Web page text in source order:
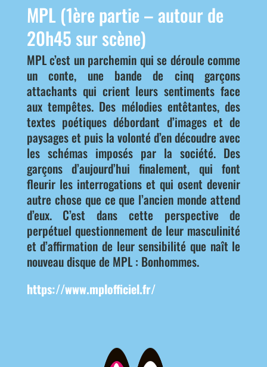
MPL (1ère partie – autour de
20h45 sur scène)
MPL c’est un parchemin qui se déroule comme
un conte, une bande de cinq garçons
attachants qui crient leurs sentiments face
aux tempêtes. Des mélodies entêtantes, des
textes poétiques débordant d’images et de
paysages et puis la volonté d’en découdre avec
les schémas imposés par la société. Des
garçons d’aujourd’hui finalement, qui font
fleurir les interrogations et qui osent devenir
autre chose que ce que l’ancien monde attend
d’eux. C’est dans cette perspective de
perpétuel questionnement de leur masculinité
et d’affirmation de leur sensibilité que naît le
nouveau disque de MPL : Bonhommes.
https://www.mplofficiel.fr/